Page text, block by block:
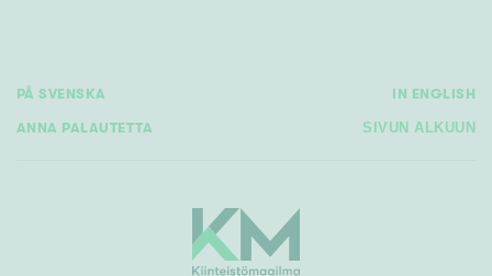
PÅ SVENSKA IN ENGLISH
ANNA PALAUTETTA SIVUN ALKUUN